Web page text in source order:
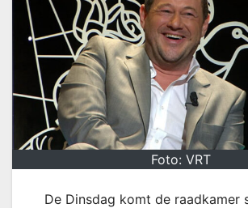
Foto: VRT
De Dinsdag komt de raadkamer